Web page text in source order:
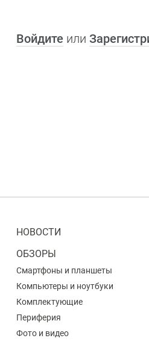
Войдите или
НОВОСТИ
ОБЗОРЫ
Смартфоны и планшеты
Компьютеры и ноутбуки
Комплектующие
Периферия
Фото и видео